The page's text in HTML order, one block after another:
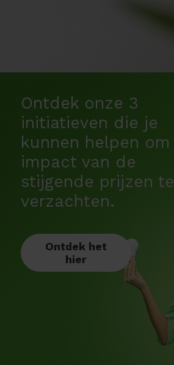
Ontdek onze 3
initiatieven die je
kunnen helpen
impact van de
stijgende prijzen te
verzachten.
Ontdek het
hier